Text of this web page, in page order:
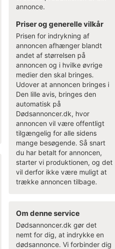
annonce.
Priser og generelle vilkår
Prisen for indrykning af
annoncen afhænger blandt
andet af størrelsen på
annoncen og i hvilke øvrige
medier den skal bringes.
Udover at annoncen bringes i
Den lille avis, bringes den
automatisk på
Dødsannoncer.dk, hvor
annoncen vil være offentligt
tilgængelig for alle sidens
mange besøgende. Så snart
du har betalt for annoncen,
starter vi produktionen, og det
vil derfor ikke være muligt at
trække annoncen tilbage.
Om denne service
Dødsannoncer.dk gør det
nemt for dig, at indrykke en
dødsannonce. Vi forbinder dig